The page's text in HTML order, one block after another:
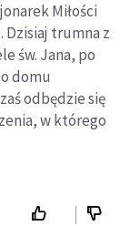
Miłości
Dzisiaj trumna z
św. Jana, po
domu
odbędzie się
w którego